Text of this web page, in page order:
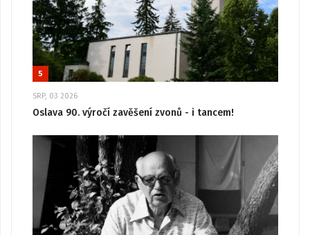
5
SRP, 03 2026
Oslava 90. výročí zavěšení zvonů - i tancem!